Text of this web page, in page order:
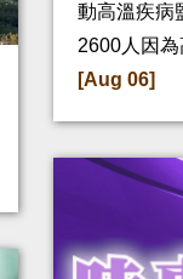
動高溫疾病
2600人因
[Aug 06]